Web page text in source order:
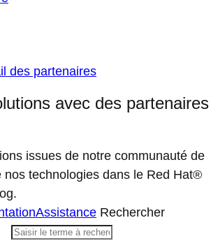
des partenaires
avec des partenaires
issues de notre communauté de
nos technologies dans le Red Hat®
Assistance Rechercher